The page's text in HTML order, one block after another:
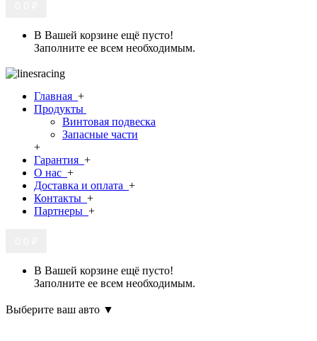
В Вашей корзине ещё пусто!
Заполните ее всем необходимым.
Главная +
Продукты
Винтовая подвеска
Запасные части
+
Гарантия +
О нас +
Доставка и оплата +
Контакты +
Партнеры +
В Вашей корзине ещё пусто!
Заполните ее всем необходимым.
Выберите ваш авто ▼